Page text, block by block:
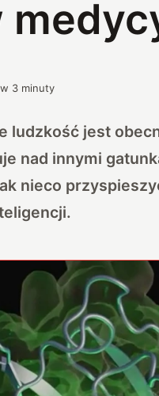
3 minuty
ludzkość jest
nad innymi
nieco